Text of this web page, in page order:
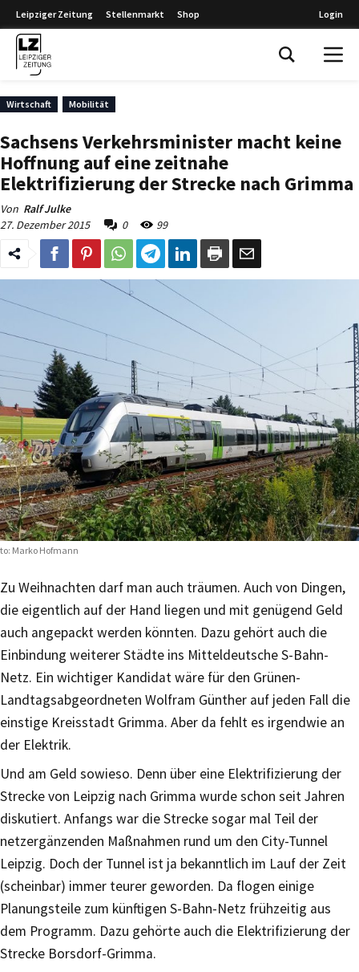
Leipziger Zeitung Stellenmarkt Shop Login
Wirtschaft Mobilität
Sachsens Verkehrsminister macht keine
Hoffnung auf eine zeitnahe
Elektrifizierung der Strecke nach Grimma
Von Ralf Julke
27. Dezember 2015
0 99
Marko Hofmann
Zu Weihnachten darf man auch träumen. Auch von Dingen,
die eigentlich auf der Hand liegen und mit genügend Geld
auch angepackt werden könnten. Dazu gehört auch die
Einbindung weiterer Städte ins Mitteldeutsche S-Bahn-
Netz. Ein wichtiger Kandidat wäre für den Grünen-
Landtagsabgeordneten Wolfram Günther auf jeden Fall die
einstige Kreisstadt Grimma. Aber da fehlt es irgendwie an
der Elektrik.
Und am Geld sowieso. Denn über eine Elektrifizierung der
Strecke von Leipzig nach Grimma wurde schon seit Jahren
diskutiert. Anfangs war die Strecke sogar mal Teil der
netzergänzenden Maßnahmen rund um den City-Tunnel
Leipzig. Doch der Tunnel ist ja bekanntlich im Lauf der Zeit
(scheinbar) immer teurer geworden. Da flogen einige
Planungsteile zum künftigen S-Bahn-Netz frühzeitig aus
dem Programm. Dazu gehörte auch die Elektrifizierung der
Strecke Borsdorf-Grimma.